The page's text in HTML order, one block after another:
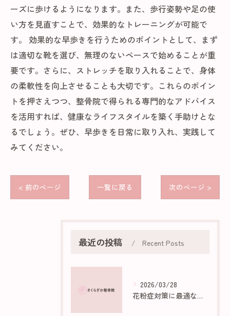
ーズに歩けるようになります。また、歩行姿勢や足の使
い方を見直すことで、効果的なトレーニングが可能で
す。 効果的な早歩きを行うためのポイントとして、まず
は適切な靴を選び、無理のないペースで始めることが重
要です。さらに、ストレッチを取り入れることで、身体
の柔軟性を向上させることも大切です。これらのポイン
トを押さえつつ、整骨院で得られる専門的なアドバイス
を活用すれば、健康なライフスタイルを築く手助けとな
るでしょう。ぜひ、早歩きを日常に取り入れ、実践して
みてください。
< 前のページ 一覧に戻る 次のページ >
最近の投稿 Recent Posts
2026/03/28
花粉症対策に最適な部屋作りのポイント